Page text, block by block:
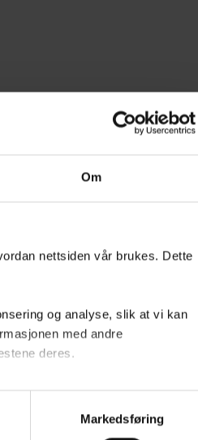
Om
nettsiden vår brukes. Dette
og analyse, slik at vi kan
med andre
deres.
hvordan vi bruker dataene for å
Markedsføring